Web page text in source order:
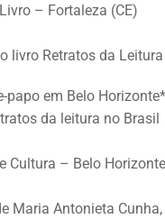
– Fortaleza (CE)
livro Retratos da
papo em Belo Horizonte*
da leitura no Brasil
Cultura – Belo
Maria Antonieta